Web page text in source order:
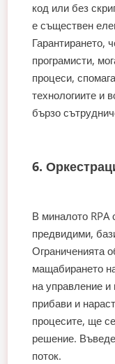
код или без
е съществен
Гарантирането,
програмисти,
процеси,
технологиите и
бързо
6.
В миналото RPA
предвидими,
Ограниченията
мащабирането
на управление
прибави и
процесите, ще
решение.
поток.